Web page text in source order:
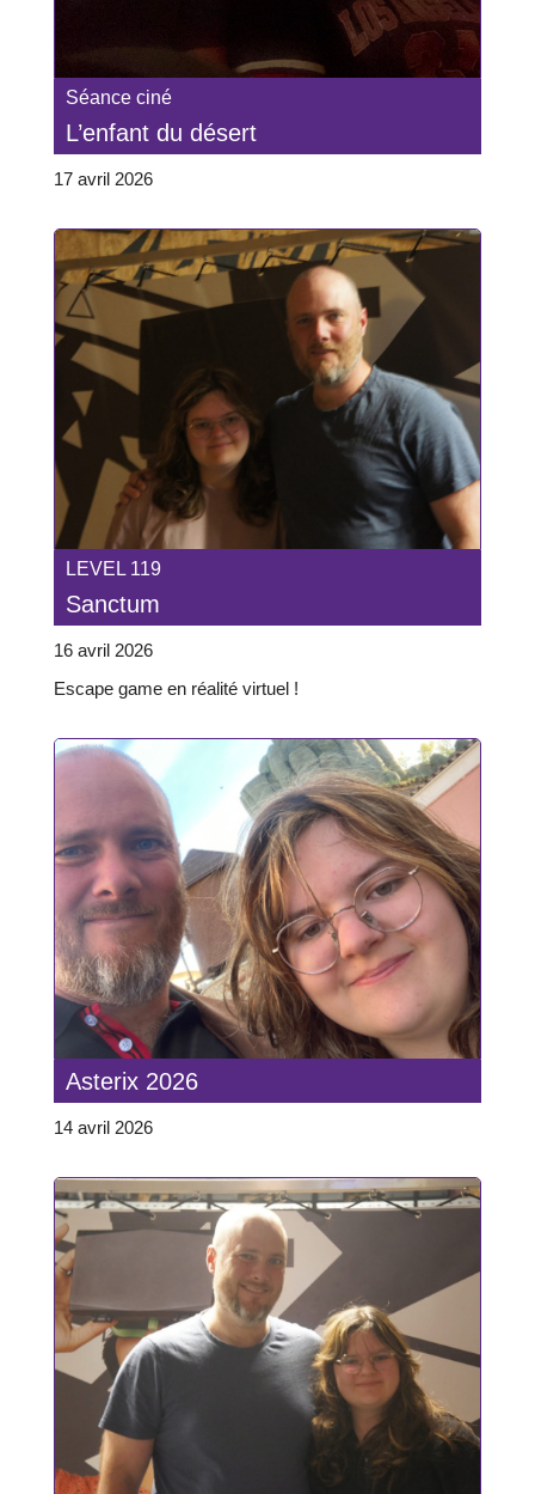
Séance ciné
L’enfant du désert
17 avril 2026
LEVEL 119
Sanctum
16 avril 2026
Escape game en réalité virtuel !
Asterix 2026
14 avril 2026